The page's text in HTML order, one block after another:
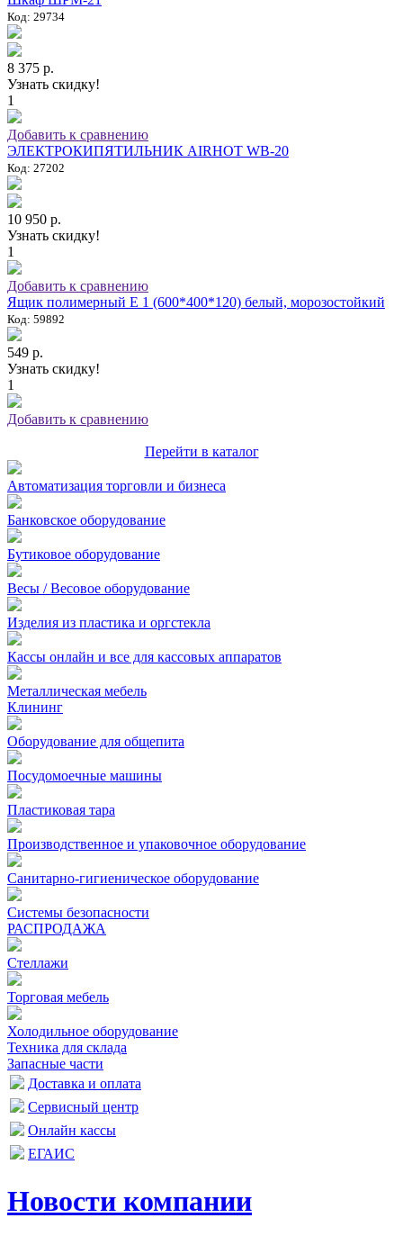
Код: 29734
8 375 р.
Узнать скидку!
1
Добавить к сравнению
ЭЛЕКТРОКИПЯТИЛЬНИК AIRHOT WB-20
Код: 27202
10 950 р.
Узнать скидку!
1
Добавить к сравнению
Ящик полимерный E 1 (600*400*120) белый, морозостойкий
Код: 59892
549 р.
Узнать скидку!
1
Добавить к сравнению
Перейти в каталог
Автоматизация торговли и бизнеса
Банковское оборудование
Бутиковое оборудование
Весы / Весовое оборудование
Изделия из пластика и оргстекла
Кассы онлайн и все для кассовых аппаратов
Металлическая мебель
Клининг
Оборудование для общепита
Посудомоечные машины
Пластиковая тара
Производственное и упаковочное оборудование
Санитарно-гигиеническое оборудование
Системы безопасности
РАСПРОДАЖА
Стеллажи
Торговая мебель
Холодильное оборудование
Техника для склада
Запасные части
Доставка и оплата
Сервисный центр
Онлайн кассы
ЕГАИС
Новости компании